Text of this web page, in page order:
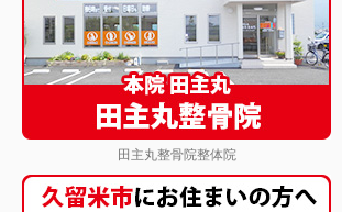
田主丸整骨院整体院